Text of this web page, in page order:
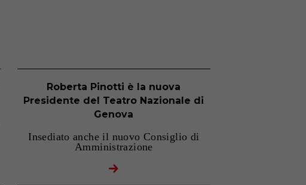
Roberta Pinotti è la nuova
Presidente del Teatro Nazionale di
Genova
Insediato anche il nuovo Consiglio di
Amministrazione